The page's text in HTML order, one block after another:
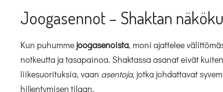
Joogasennot – Shaktan
Kun puhummejoogasenoista, moni ajattelee
notkeutta ja tasapainoa. Shaktassa asanat eivät
liikesuorituksia, vaan asentoja, jotka johdattavat
hiljentymisen tilaan.